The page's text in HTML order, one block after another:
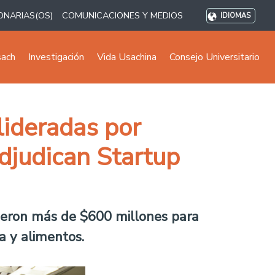
COMUNICACIONES Y MEDIOS IDIOMAS
Investigación Vida Usachina Consejo Universitario
por
Startup
más de $600 millones para
y alimentos.